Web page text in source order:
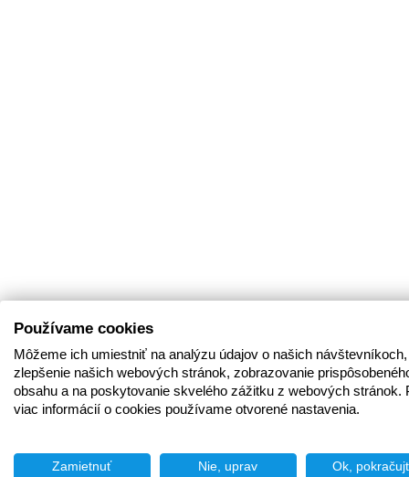
Používame cookies
Môžeme ich umiestniť na analýzu údajov o našich
zlepšenie našich webových stránok, zobrazovanie
obsahu a na poskytovanie skvelého zážitku z webových stránok.
viac informácií o cookies používame otvorené nastavenia.
Zamietnuť Nie, uprav Ok,